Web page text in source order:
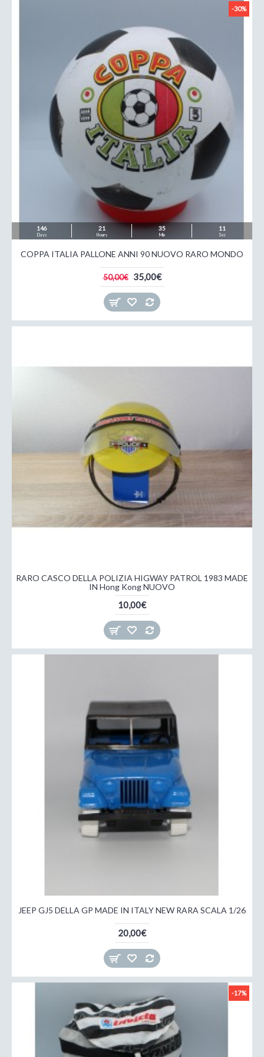
-30%
146
Days
21
Hours
35
Min
09
Sec
COPPA ITALIA PALLONE ANNI 90 NUOVO RARO MONDO
50,00€ 35,00€
RARO CASCO DELLA POLIZIA HIGWAY PATROL 1983 MADE
IN Hong Kong NUOVO
10,00€
JEEP GJ5 DELLA GP MADE IN ITALY NEW RARA SCALA 1/26
20,00€
-17%